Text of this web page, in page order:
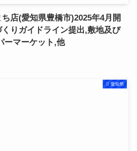
店(愛知県豊橋市)2025年4月開
りガイドライン提出,敷地及び
ーマーケット,他
愛知県